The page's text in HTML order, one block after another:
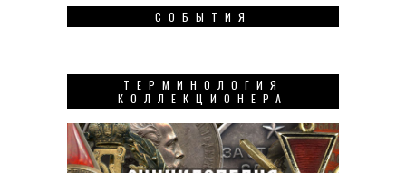
СОБЫТИЯ
ТЕРМИНОЛОГИЯ
КОЛЛЕКЦИОНЕРА